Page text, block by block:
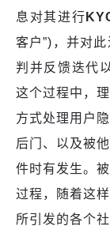
息对其进行 K
客户”)，并对
判并反馈迭代
这个过程中，
方式处理用户
后门、以及被
件时有发生。
过程，随着这
所引发的各个